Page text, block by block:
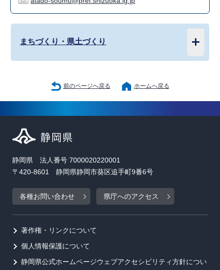
まちづくり・県土づくり
前のページへ戻る ホームへ戻る
静岡県 法人番号 7000020220001
〒420-8601 静岡県静岡市葵区追手町9番6号
各種お問い合わせ 県庁へのアクセス
著作権・リンクについて
個人情報保護について
静岡県公式ホームページウェブアクセシビリティ方針につい